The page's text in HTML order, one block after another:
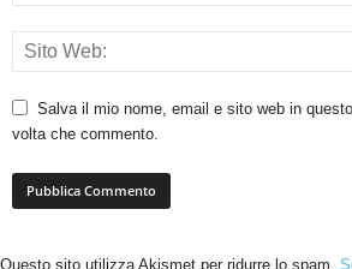
Salva il mio nome, email e sito web in
volta che commento.
Questo sito utilizza Akismet per ridurre lo spam.